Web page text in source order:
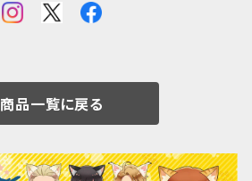
商品一覧に戻る